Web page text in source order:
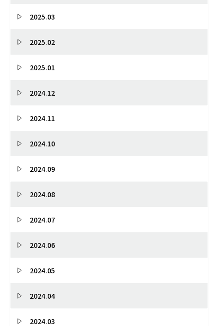
2025.03
2025.02
2025.01
2024.12
2024.11
2024.10
2024.09
2024.08
2024.07
2024.06
2024.05
2024.04
2024.03